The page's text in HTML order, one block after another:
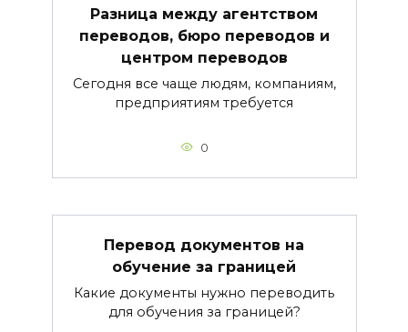
Разница между агентством
переводов, бюро переводов и
центром переводов
Сегодня все чаще людям, компаниям,
предприятиям требуется
0
Перевод документов на
обучение за границей
Какие документы нужно переводить
для обучения за границей?